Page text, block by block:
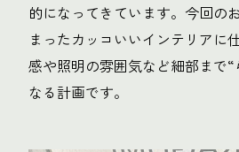
的になってきています。今回の
まったカッコいいインテリアに
感や照明の雰囲気など細部まで
なる計画です。